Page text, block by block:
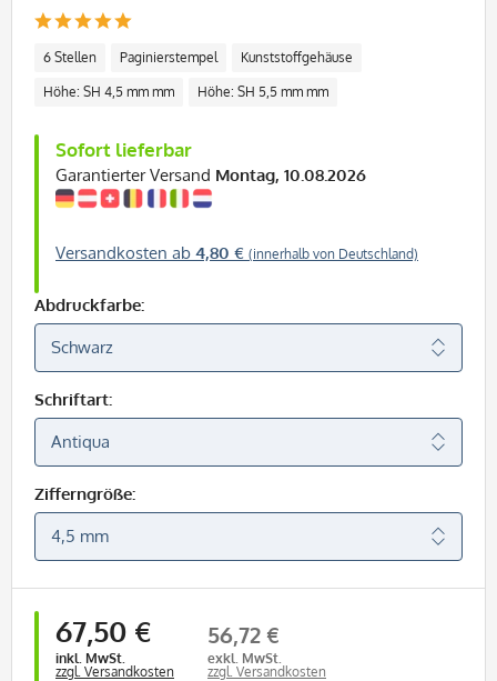
6 Stellen Paginierstempel Kunststoffgehäuse
Höhe: SH 4,5 mm mm Höhe: SH 5,5 mm mm
Sofort lieferbar
Garantierter Versand Montag, 10.08.2026
Versandkosten ab 4,80 € (innerhalb von Deutschland)
Abdruckfarbe:
Schriftart:
Zifferngröße:
67,50 €
inkl. MwSt.
zzgl. Versandkosten
56,72 €
exkl. MwSt.
zzgl. Versandkosten